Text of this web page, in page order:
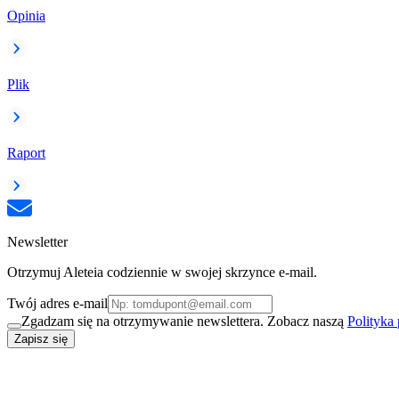
Opinia
Plik
Raport
Newsletter
Otrzymuj Aleteia codziennie w swojej skrzynce e-mail.
Twój adres e-mail
Zgadzam się na otrzymywanie newslettera. Zobacz naszą Polityka
Zapisz się